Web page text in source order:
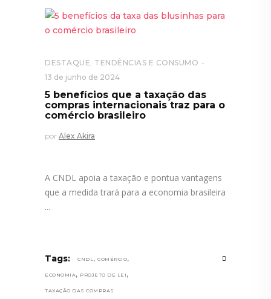
DESTAQUE, TENDÊNCIAS E CONSUMO
13 de junho de 2024
5 benefícios que a taxação das
compras internacionais traz para o
comércio brasileiro
por Alex Akira
A CNDL apoia a taxação e pontua vantagens
que a medida trará para a economia brasileira
Tags: CNDL, COMÉRCIO,
ECONOMIA, PROJETO DE LEI ,
TAXAÇÃO DAS COMPRAS